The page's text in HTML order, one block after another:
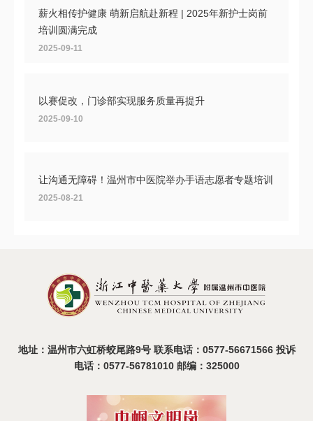
薪火相传护健康 萌新启航赴新程 | 2025年新护士岗前
培训圆满完成
2025-09-11
以赛促改，门诊部实现服务质量再提升
2025-09-10
让沟通无障碍！温州市中医院举办手语志愿者专题培训
2025-08-21
2025-08-19
地址：温州市六虹桥蛟尾路9号 联系电话：0577-56671566 投诉
电话：0577-56781010 邮编：325000